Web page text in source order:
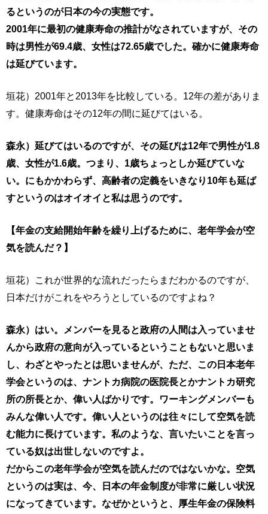
るというのが日本の今の実態です。
2001年に最初の健康寿命の推計がなされていますが、その
時は男性が69.4歳、女性は72.65歳でした。確かに健康寿命
は延びています。
垣花）2001年と2013年を比較している。12年の差がありま
す。健康寿命はその12年の間に延びてはいる。
森永）延びてはいるのですが、その延びは12年で男性が1.8
歳、女性が1.6歳。つまり、1歳ちょっとしか延びていな
い。にもかかわらず、高齢者の定義をいきなり10年も延ば
すというのはオイオイと私は思うのです。
【年金の支給開始年齢を繰り上げるために、老年学会が空
気を読んだ？】
垣花）これが世界的な流れだったらまだわかるのですが、
日本だけがこれをやろうとしているのですよね？
森永）はい。メンバーを見ると政府の人間は入っていませ
んから政府の意向が入っているということもないと思いま
し、わざとやったとは思いませんが、ただ、この日本老年
学会というのは、ナントカ病院の医院長とかナントカ研究
所の所長とか、偉い人ばかりです。ワーキングメンバーも
みんな偉い人です。偉い人というのは往々にして空気を読
む能力に長けています。私のような、言いたいことを言っ
ている奴は出世しないのですよ。
だからこの老年学会が空気を読んだのではないかな。空気
というのは実は、今、日本の年金制度が非常に厳しい状況
になってきています。なぜかというと、厚生年金の保険料